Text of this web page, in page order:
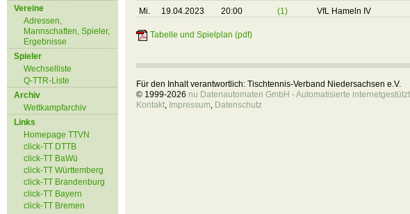
Vereine
Adressen,
Mannschaften, Spieler,
Ergebnisse
Spieler
Wechselliste
Q-TTR-Liste
Archiv
Wettkampfarchiv
Links
Homepage TTVN
click-TT DTTB
click-TT BaWü
click-TT Württemberg
click-TT Brandenburg
click-TT Bayern
click-TT Bremen
Mi.
19.04.2023 20:00 (1) VfL Hameln IV
Tabelle und Spielplan (pdf)
Für den Inhalt verantwortlich: Tischtennis-Verband Niedersachsen e.V.
© 1999-2026 nu Datenautomaten GmbH - Automatisierte
Kontakt, Impressum, Datenschutz